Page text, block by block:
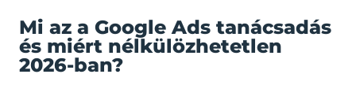
Mi az a Google Ads tanácsadás
és miért nélkülözhetetlen
2026-ban?